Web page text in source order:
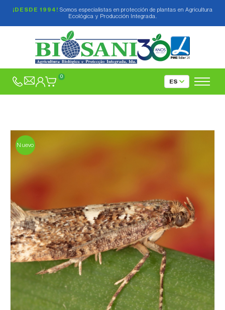
¡DESDE 1994! Somos especialistas en protección de plantas en Agricultura
Ecológica y Producción Integrada.
0
Nuevo